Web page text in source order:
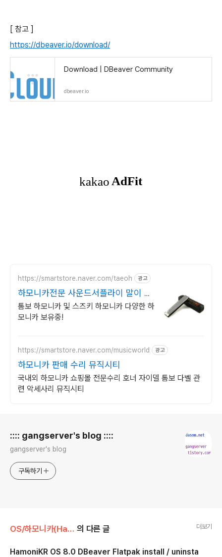
[ 참고 ]
https://dbeaver.io/download/
Download | DBeaver Community
dbeaver.io
https://smartstore.naver.com/taeoh 광고
하모니카전문 사운드서플라이 말이 필
요없는 품질!
톰보 하모니카 및 스즈키 하모니카 다양한 하
모니카 보유중!
https://smartstore.naver.com/musicworld 광고
하모니카 판매 수리 뮤직시티
국내외 하모니카 쇼핑몰 전문수리 호너 자이델 톰보 다벨 관
련 악세사리 뮤직시티
:::: gangserver's blog ::::
gangserver's blog
구독하기
OS/하모니카(HamoniKR) OS 의 다른 글 더보기
HamoniKR OS 8.0 DBeaver Flatpak install / uninsta